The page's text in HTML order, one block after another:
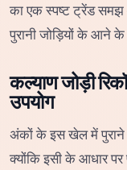
का एक स्पष्ट ट्रेंड समझ
पुरानी जोड़ियों के आने
कल्याण जोड़ी
उपयोग
अंकों के इस खेल में पुराने
क्योंकि इसी के आधार